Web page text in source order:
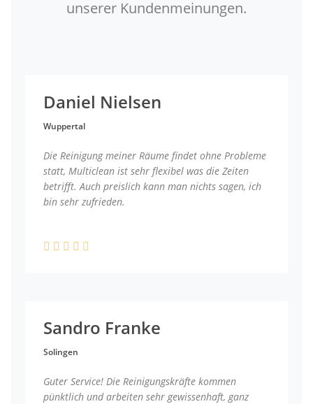
unserer Kundenmeinungen.
Daniel Nielsen
Wuppertal
Die Reinigung meiner Räume findet ohne Probleme
statt, Multiclean ist sehr flexibel was die Zeiten
betrifft. Auch preislich kann man nichts sagen, ich
bin sehr zufrieden.
Sandro Franke
Solingen
Guter Service! Die Reinigungskräfte kommen
pünktlich und arbeiten sehr gewissenhaft, ganz